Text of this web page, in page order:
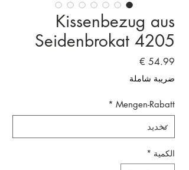
Kissenbezug aus
Seidenbrokat 4205
السعر
ضريبة شاملة
Mengen-Rabatt
*
الكمية *